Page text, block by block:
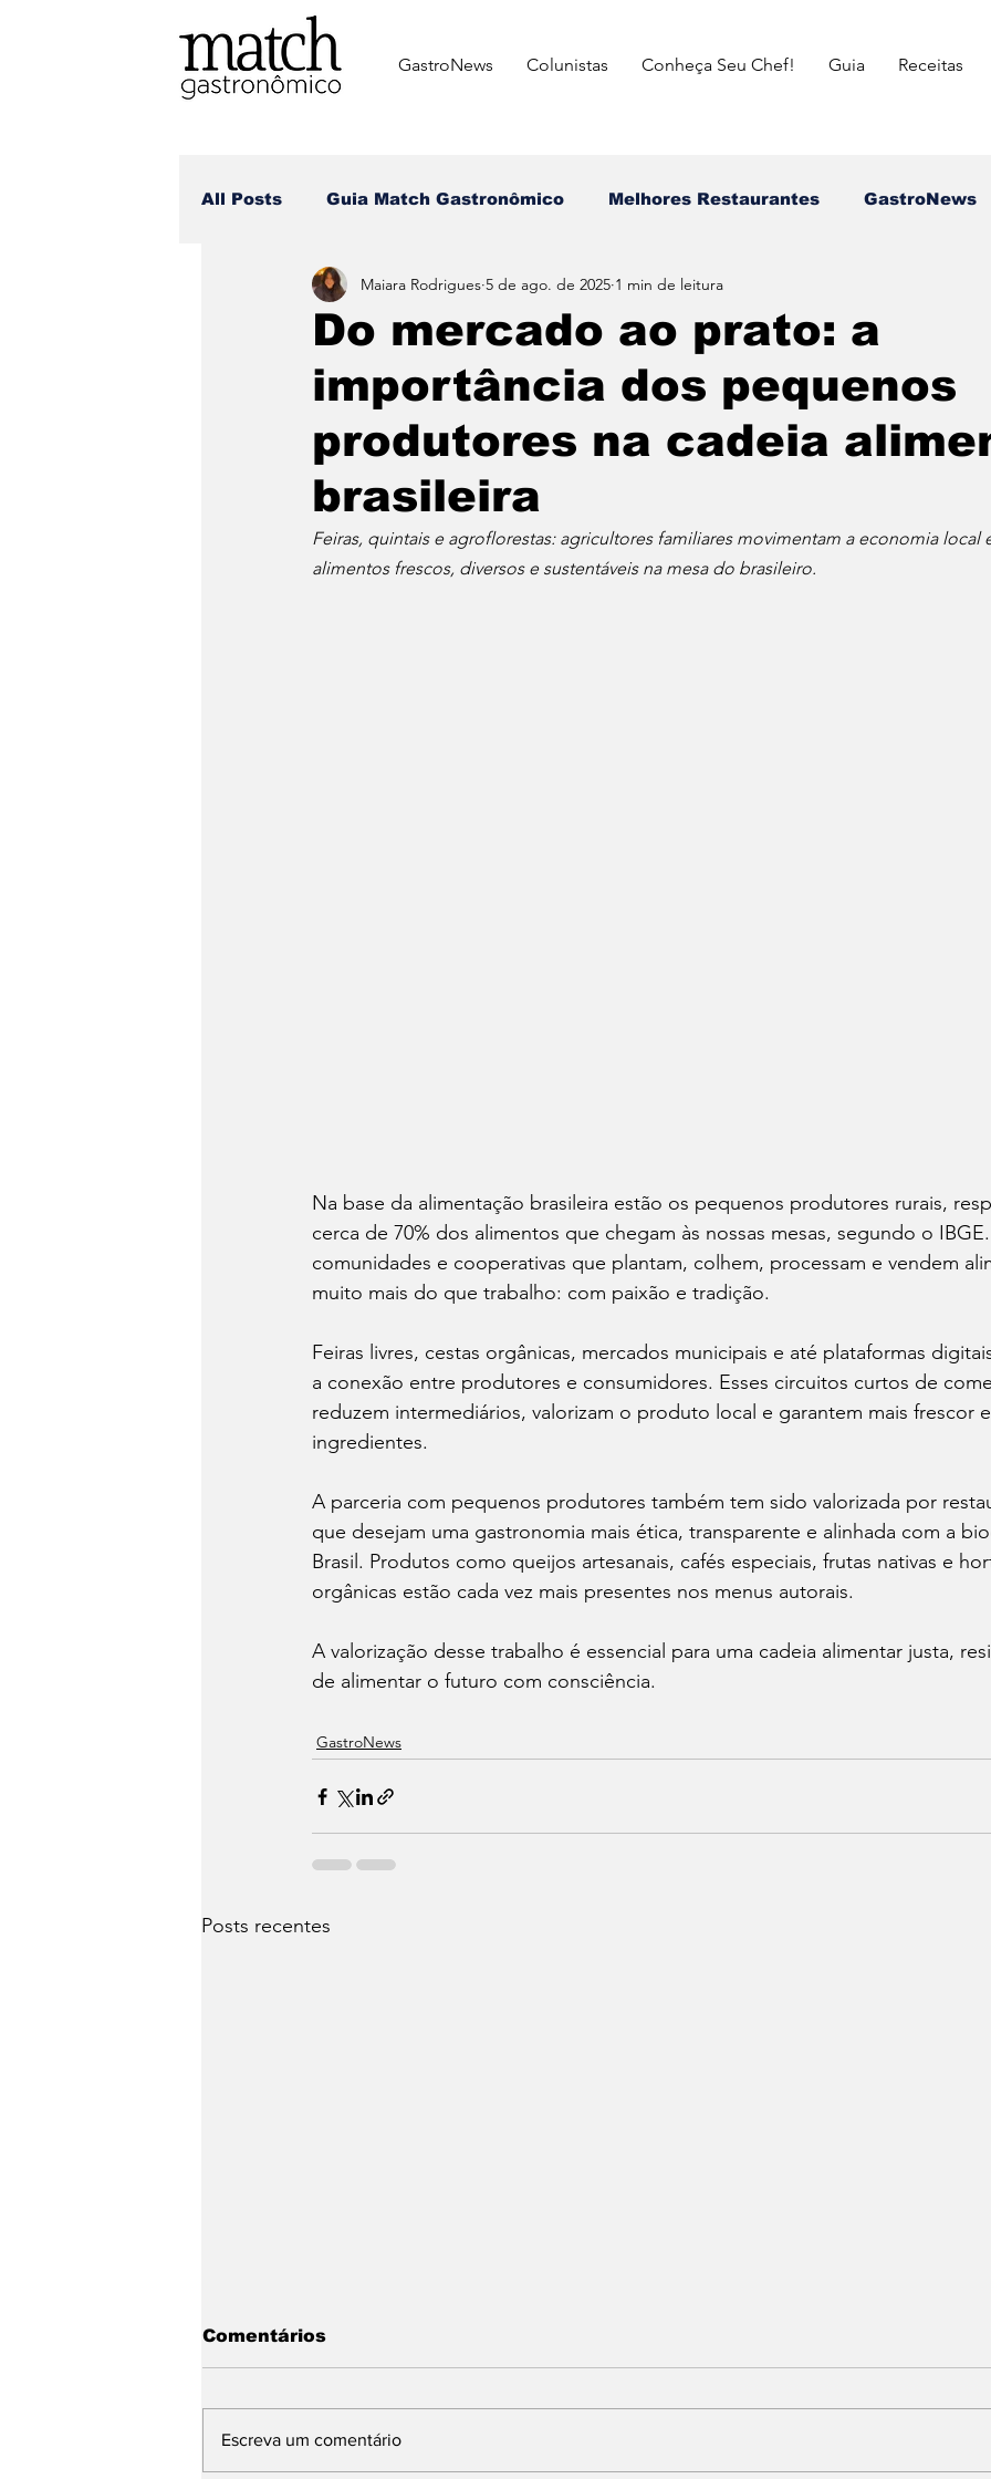
GastroNews Colunistas Conheça Seu Chef! Guia Receitas
All Posts ⁠Guia Match Gastronômico Melhores Restaurantes ⁠GastroNews
Review dos matchers Eventos ⁠Insiders Campeões do Match
Receitas dos Chefes Brasileira Italiana Mexicana Japonesa
Dia dos Namorados
Dia do Fondue Drinks Cafés Dia do
Do mercado ao prato: a
importância dos pequenos
produtores na cadeia
brasileira
Maiara Rodrigues 5 de ago. de 2025 1 min de leitura
Feiras, quintais e agroflorestas: agricultores familiares movimentam a economia local
alimentos frescos, diversos e sustentáveis na mesa do brasileiro.
Na base da alimentação brasileira estão os pequenos produtores rurais,
cerca de 70% dos alimentos que chegam às nossas mesas, segundo o
comunidades e cooperativas que plantam, colhem, processam e vendem
muito mais do que trabalho: com paixão e tradição.
Feiras livres, cestas orgânicas, mercados municipais e até plataformas
a conexão entre produtores e consumidores. Esses circuitos curtos de
reduzem intermediários, valorizam o produto local e garantem mais frescor
ingredientes.
A parceria com pequenos produtores também tem sido valorizada por
que desejam uma gastronomia mais ética, transparente e alinhada com a
Brasil. Produtos como queijos artesanais, cafés especiais, frutas nativas e
orgânicas estão cada vez mais presentes nos menus autorais.
A valorização desse trabalho é essencial para uma cadeia alimentar justa,
de alimentar o futuro com consciência.
⁠GastroNews
Posts recentes
Comentários
Escreva um comentário